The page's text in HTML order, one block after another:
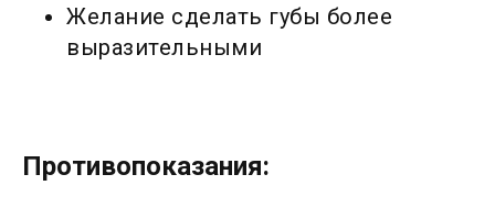
Желание сделать губы более
выразительными
Противопоказания: